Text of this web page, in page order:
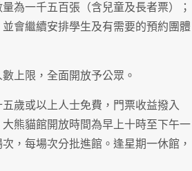
為一千五百張（含兒童及長者票）；
會繼續安排學生及有需要的預約團體
上限，全面開放予公眾。
歲或以上人士免費，門票收益撥入
熊貓館開放時間為早上十時至下午一
，每場次分批進館。逢星期一休館，